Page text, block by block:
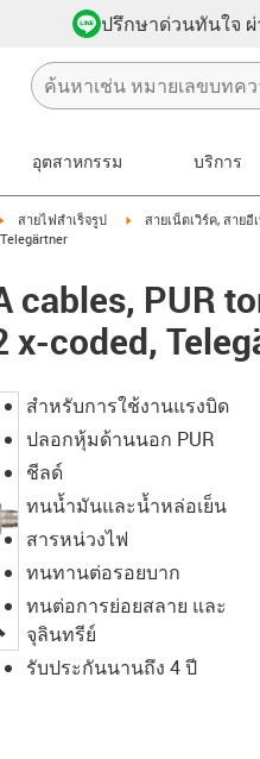
ปรึกษาด่วนทันใจ ผ่
อุตสาหกรรม บริการ
igus-icon-arrow-right
สายไฟสำเร็จรูป igus-icon-arrow-right
สายเน็ตเวิร์ค, สาย
cables, PUR
x-coded,
igus-icon-lupe
สำหรับการใช้งานแรงบิด
ปลอกหุ้มด้านนอก PUR
ชีลด์
ทนน้ำมันและน้ำหล่อเย็น
สารหน่วงไฟ
ทนทานต่อรอยบาก
ทนต่อการย่อยสลาย และ
จุลินทรีย์
รับประกันนานถึง 4 ปี